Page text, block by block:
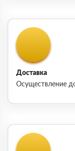
Доставка
Осуществление